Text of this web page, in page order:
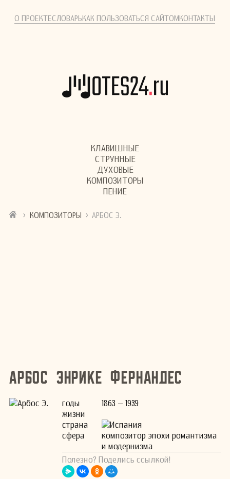
О ПРОЕКТЕСЛОВАРЬКАК ПОЛЬЗОВАТЬСЯ САЙТОМКОНТАКТЫ
КЛАВИШНЫЕ
СТРУННЫЕ
ДУХОВЫЕ
КОМПОЗИТОРЫ
ПЕНИЕ
› КОМПОЗИТОРЫ › АРБОС Э.
Арбос Энрике Фернандес
годы
жизни
1863 – 1939
страна
Испания
сфера
композитор эпохи романтизма
и модернизма
Полезно? Поделись ссылкой!